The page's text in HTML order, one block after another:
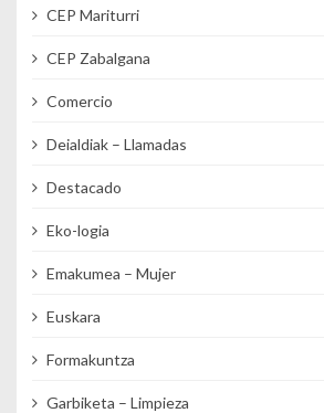
CEP Mariturri
CEP Zabalgana
Comercio
Deialdiak – Llamadas
Destacado
Eko-logia
Emakumea – Mujer
Euskara
Formakuntza
Garbiketa – Limpieza